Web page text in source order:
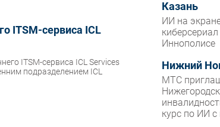
ITSM-сервиса ICL
ITSM-сервиса ICL Services
подразделением ICL
Казань
ИИ на
Иннополисе
Нижний
МТС
курс по ИИ с